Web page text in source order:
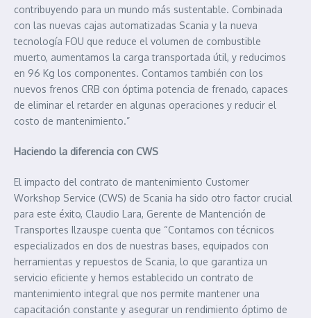
contribuyendo para un mundo más sustentable. Combinada
con las nuevas cajas automatizadas Scania y la nueva
tecnología FOU que reduce el volumen de combustible
muerto, aumentamos la carga transportada útil, y reducimos
en 96 Kg los componentes. Contamos también con los
nuevos frenos CRB con óptima potencia de frenado, capaces
de eliminar el retarder en algunas operaciones y reducir el
costo de mantenimiento.”
Haciendo la diferencia con CWS
El impacto del contrato de mantenimiento Customer
Workshop Service (CWS) de Scania ha sido otro factor crucial
para este éxito, Claudio Lara, Gerente de Mantención de
Transportes Ilzauspe cuenta que “Contamos con técnicos
especializados en dos de nuestras bases, equipados con
herramientas y repuestos de Scania, lo que garantiza un
servicio eficiente y hemos establecido un contrato de
mantenimiento integral que nos permite mantener una
capacitación constante y asegurar un rendimiento óptimo de